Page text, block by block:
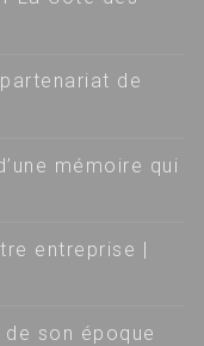
de
mémoire qui
entreprise |
son époque